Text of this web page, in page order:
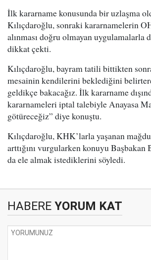
İlk kararname konusunda bir uzlaşma
Kılıçdaroğlu, sonraki kararnamelerin
alınması doğru olmayan uygulamalarla
dikkat çekti.
Kılıçdaroğlu, bayram tatili bittikten
mesainin kendilerini beklediğini
geldikçe bakacağız. İlk kararname
kararnameleri iptal talebiyle Anayasa
götüreceğiz” diye konuştu.
Kılıçdaroğlu, KHK’larla yaşanan
arttığını vurgularken konuyu Başbakan
da ele almak istediklerini söyledi.
HABERE YORUM KAT